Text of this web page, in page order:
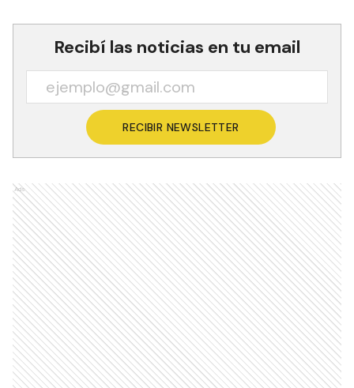
Recibí las noticias en tu email
RECIBIR NEWSLETTER
Ads